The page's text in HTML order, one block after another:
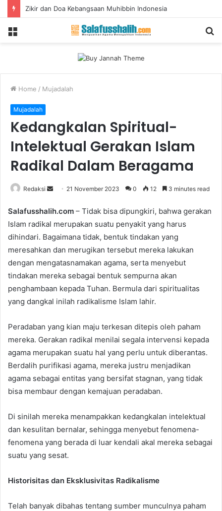
Zikir dan Doa Kebangsaan Muhibbin Indonesia
Home / Mujadalah
Mujadalah
Kedangkalan Spiritual-
Intelektual Gerakan Islam
Radikal Dalam Beragama
Redaksi
n
d
a
n
e
21 November 2023 0 12 3 minutes read
Salafusshalih.com – Tidak bisa dipungkiri, bahwa gerakan
Islam radikal merupakan suatu penyakit yang harus
dihindari. Bagaimana tidak, bentuk tindakan yang
meresahkan dan merugikan tersebut mereka lakukan
dengan mengatasnamakan agama, serta menyebut
tindakan mereka sebagai bentuk sempurna akan
penghambaan kepada Tuhan. Bermula dari spiritualitas
yang dangkal inilah radikalisme Islam lahir.
Peradaban yang kian maju terkesan ditepis oleh paham
mereka. Gerakan radikal menilai segala intervensi kepada
agama merupakan suatu hal yang perlu untuk diberantas.
Berdalih purifikasi agama, mereka justru menjadikan
agama sebagai entitas yang bersifat stagnan, yang tidak
bisa membaur dengan kemajuan peradaban.
Di sinilah mereka menampakkan kedangkalan intelektual
dan kesulitan bernalar, sehingga menyebut fenomena-
fenomena yang berada di luar kendali akal mereka sebagai
suatu yang sesat.
Historisitas dan Eksklusivitas Radikalisme
Telah banyak dibahas tentang sumber munculnya paham